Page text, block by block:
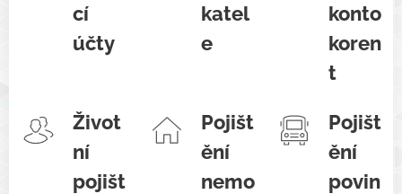
cí
účty
katel
e
konto
koren
t
Život
ní
pojišt
Pojišt
ění
nemo
Pojišt
ění
povin